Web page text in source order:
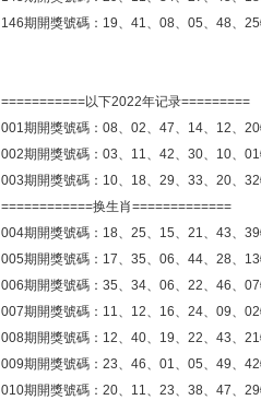
146期開獎號碼：19、41、08、05、48、
===========以下2022年记录=========
001期開獎號碼：08、02、47、14、12、
002期開獎號碼：03、11、42、30、10、
003期開獎號碼：10、18、29、33、20、
============换生肖=============
004期開獎號碼：18、25、15、21、43、
005期開獎號碼：17、35、06、44、28、
006期開獎號碼：35、34、06、22、46、
007期開獎號碼：11、12、16、24、09、
008期開獎號碼：12、40、19、22、43、
009期開獎號碼：23、46、01、05、49、
010期開獎號碼：20、11、23、38、47、